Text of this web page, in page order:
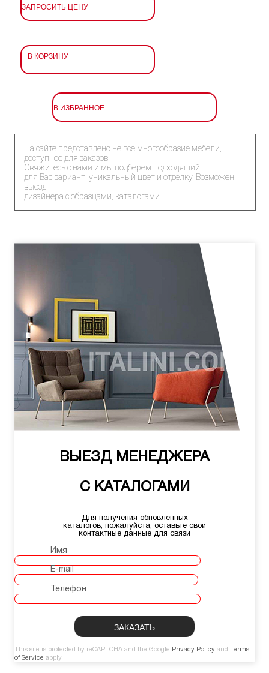
ЗАПРОСИТЬ ЦЕНУ
В КОРЗИНУ
В ИЗБРАННОЕ
На сайте представлено не все многообразие мебели,
доступное для заказов.
Свяжитесь с нами и мы подберем подходящий
для Вас вариант, уникальный цвет и отделку. Возможен
выезд
дизайнера с образцами, каталогами
ВЫЕЗД МЕНЕДЖЕРА
С КАТАЛОГАМИ
Для получения обновленных
каталогов, пожалуйста, оставьте свои
контактные данные для связи
Имя
E-mail
Телефон
This site is protected by reCAPTCHA and the Google Privacy Policy and
Terms
of Service apply.